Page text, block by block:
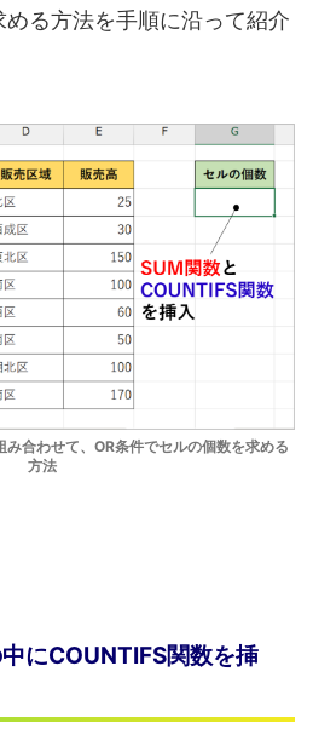
る方法を手順に沿って紹介
合わせて、OR条件でセルの個数を求める
方法
にCOUNTIFS関数を挿